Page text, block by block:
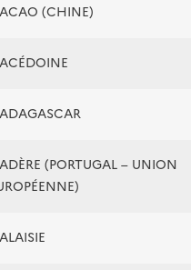
(CHINE)
(PORTUGAL – UNION